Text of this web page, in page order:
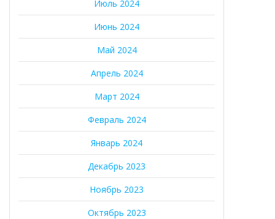
Июль 2024
Июнь 2024
Май 2024
Апрель 2024
Март 2024
Февраль 2024
Январь 2024
Декабрь 2023
Ноябрь 2023
Октябрь 2023